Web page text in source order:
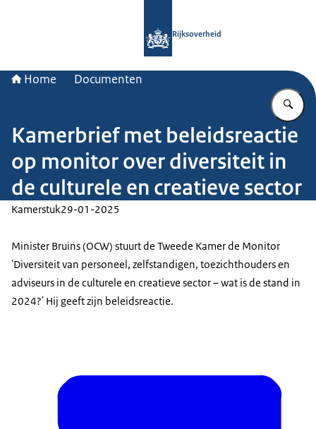
Rijksoverheid
Home Documenten
Kamerbrief met beleidsreactie
op monitor over diversiteit in
de culturele en creatieve sector
Kamerstuk29-01-2025
Minister Bruins (OCW) stuurt de Tweede Kamer de Monitor
'Diversiteit van personeel, zelfstandigen, toezichthouders en
adviseurs in de culturele en creatieve sector – wat is de stand in
2024?' Hij geeft zijn beleidsreactie.